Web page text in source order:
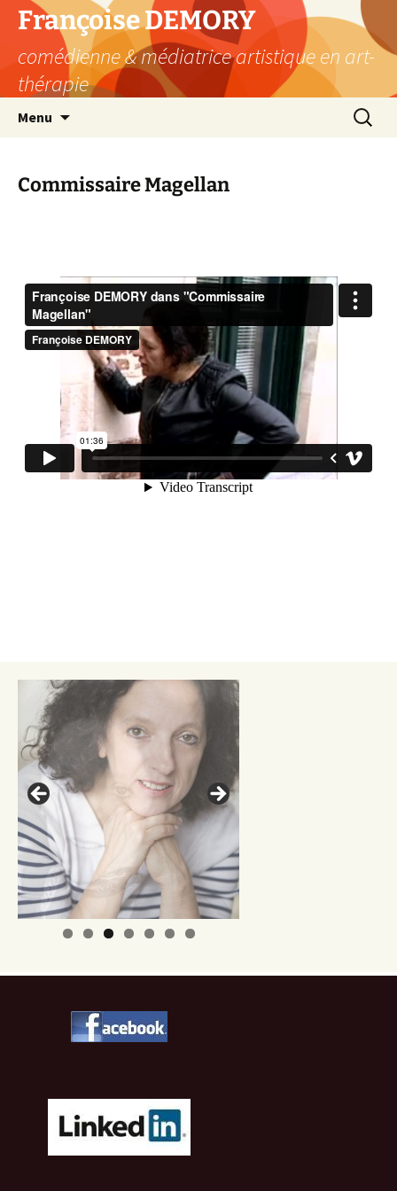
Aller
contenu
Françoise DEMORY
comédienne & médiatrice artistique en art-
thérapie
Menu
Commissaire Magellan